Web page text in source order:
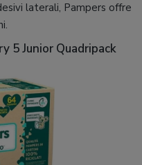
laterali, Pampers offre
5 Junior Quadripack